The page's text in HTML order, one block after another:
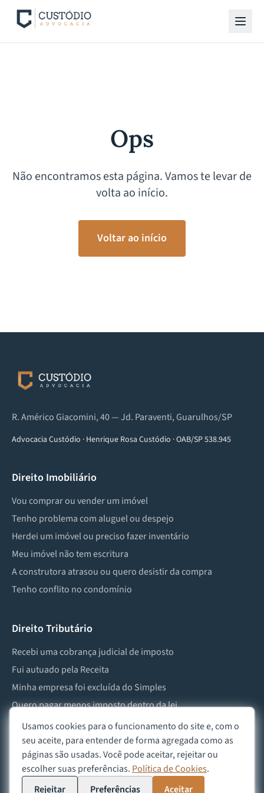
Ops
Não encontramos esta página. Vamos te levar de
volta ao início.
Voltar ao início
R. Américo Giacomini, 40 — Jd. Paraventi, Guarulhos/SP
Advocacia Custódio · Henrique Rosa Custódio ·OAB/SP 538.945
Direito Imobiliário
Vou comprar ou vender um imóvel
Tenho problema com aluguel ou despejo
Herdei um imóvel ou preciso fazer inventário
Meu imóvel não tem escritura
A construtora atrasou ou quero desistir da compra
Tenho conflito no condomínio
Direito Tributário
Recebi uma cobrança judicial de imposto
Fui autuado pela Receita
Minha empresa foi excluída do Simples
Quero pagar menos imposto dentro da lei
Preciso lidar com imposto de herança ou doação
2026Advocacia Custódio
Política de Privacidade Política de Cookies Aviso Legal
Usamos cookies para o funcionamento do site e, com o
seu aceite, para entender de forma agregada como as
páginas são usadas. Você pode aceitar, rejeitar ou
escolher suas preferências. Política de Cookies.
Rejeitar
Preferências Aceitar